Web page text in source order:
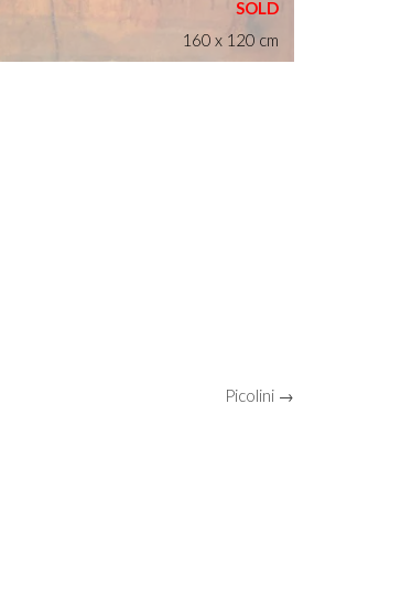
160 x 120 cm
Picolini →